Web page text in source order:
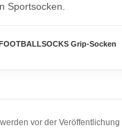
Sportsocken.
Grip-Socken
vor der